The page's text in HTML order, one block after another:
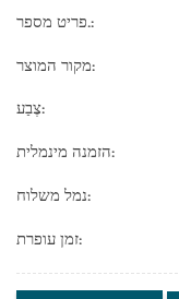
פריט מספר.:
מקור המוצר:
צֶבַע:
הזמנה מינמלית:
נמל משלוח:
זמן עופרת: